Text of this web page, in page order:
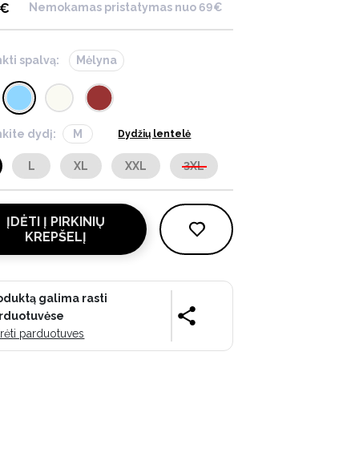
€ Nemokamas pristatymas nuo 69€
spalvą: Mėlyna
dydį: M Dydžių lentelė
L XL XXL 3XL
ĮDĖTI Į PIRKINIŲ
KREPŠELĮ
galima rasti
parduotuves